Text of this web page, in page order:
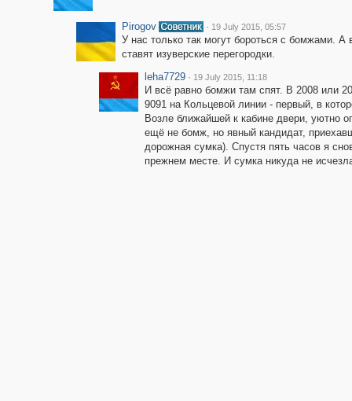
Pirogov · 19 July 2015, 05:57
У нас только так могут бороться с бомжами. А
ставят изуверские перегородки.
leha7729 · 19 July 2015, 11:18
И всё равно бомжи там спят. В 2008 или
9091 на Кольцевой линии - первый, в
Возле ближайшей к кабине двери, уютно
ещё не бомж, но явный кандидат,
дорожная сумка). Спустя пять часов я
прежнем месте. И сумка никуда не